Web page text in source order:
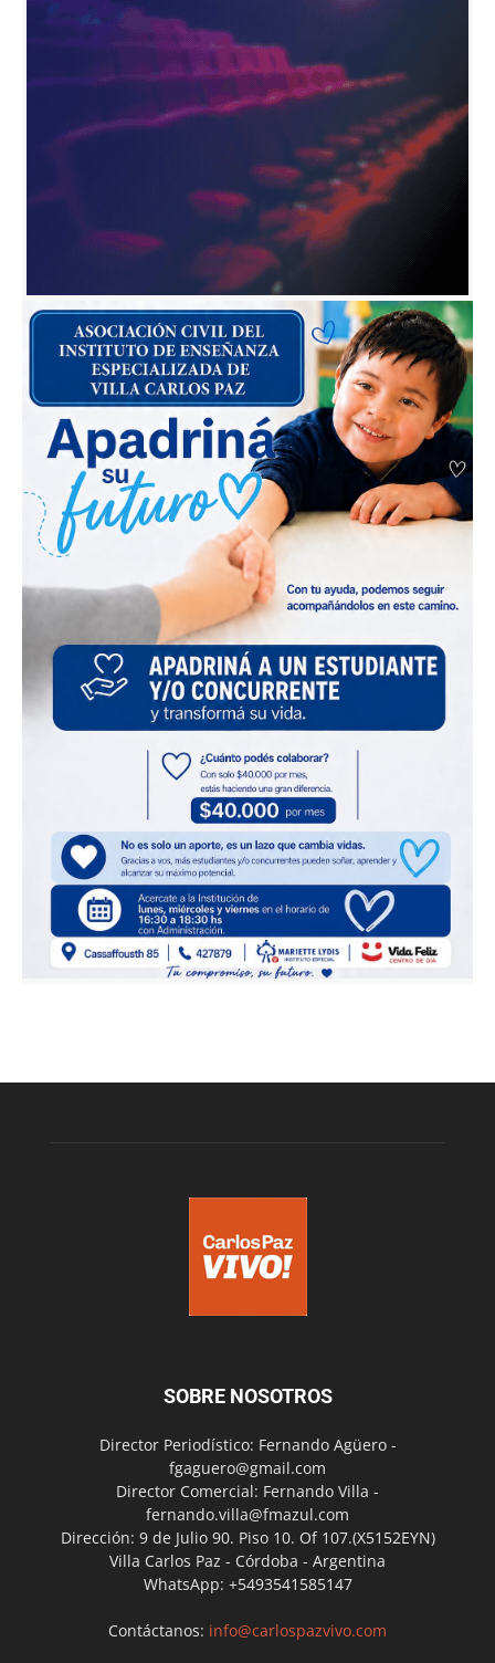
SOBRE NOSOTROS
Director Periodístico: Fernando Agüero -
fgaguero@gmail.com
Director Comercial: Fernando Villa -
fernando.villa@fmazul.com
Dirección: 9 de Julio 90. Piso 10. Of 107.(X5152EYN)
Villa Carlos Paz - Córdoba - Argentina
WhatsApp: +5493541585147
Contáctanos: info@carlospazvivo.com